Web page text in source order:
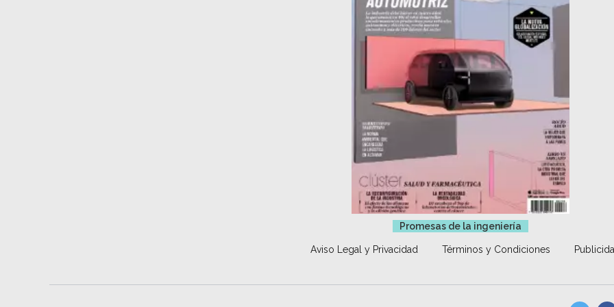
Promesas de la ingeniería
Aviso Legal y Privacidad Términos y Condiciones